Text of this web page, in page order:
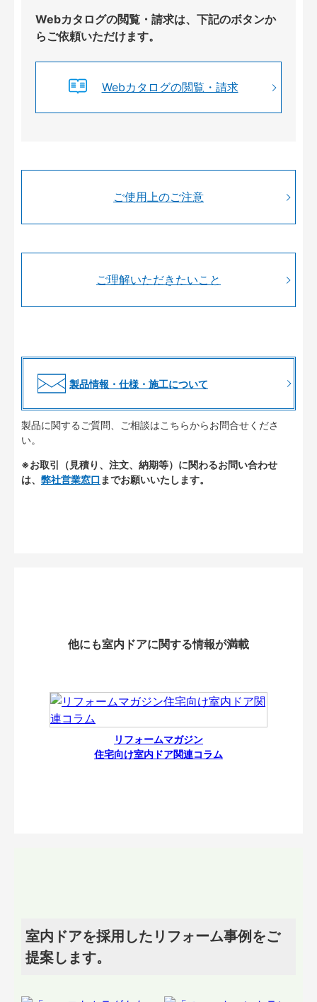
Webカタログの閲覧・請求は、下記のボタンか
らご依頼いただけます。
Webカタログの閲覧・請求
ご使用上のご注意
ご理解いただきたいこと
製品情報・仕様・施工について
製品に関するご質問、ご相談はこちらからお問合せくださ
い。
※お取引（見積り、注文、納期等）に関わるお問い合わせ
は、 弊社営業窓口 までお願いいたします。
他にも室内ドアに関する情報が満載
リフォームマガジン
住宅向け室内ドア関連コラム
室内ドアを採用したリフォーム事例をご
提案します。